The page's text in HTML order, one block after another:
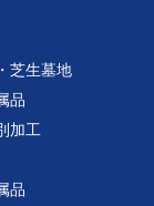
芝生墓地
品
加工
品